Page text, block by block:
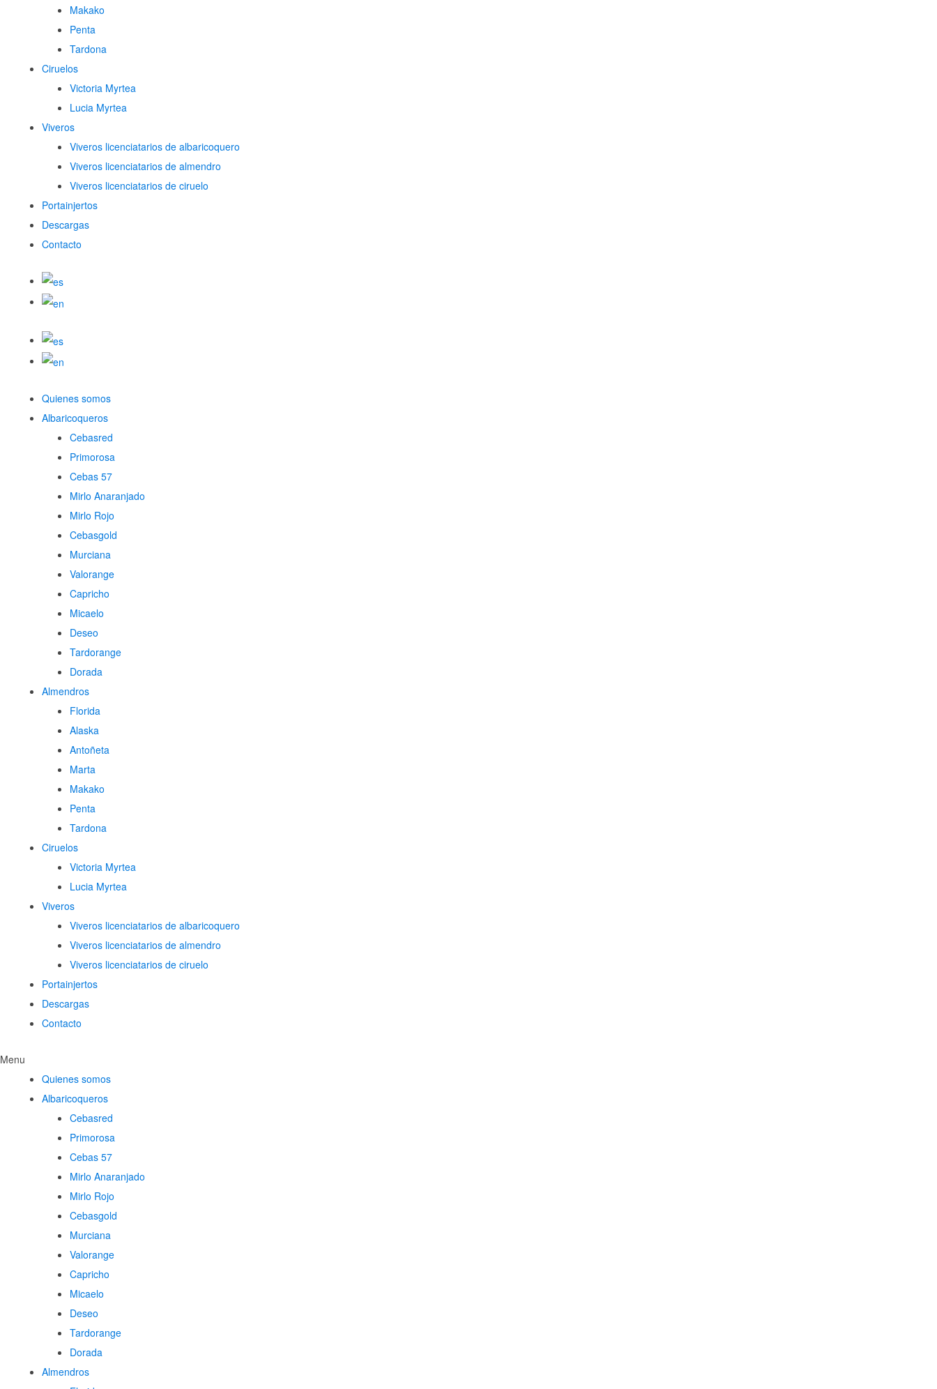
Makako
Penta
Tardona
Ciruelos
Victoria Myrtea
Lucia Myrtea
Viveros
Viveros licenciatarios de albaricoquero​
Viveros licenciatarios de almendro​
Viveros licenciatarios de ciruelo
Portainjertos
Descargas
Contacto
Quienes somos
Albaricoqueros
Cebasred
Primorosa
Cebas 57
Mirlo Anaranjado
Mirlo Rojo
Cebasgold
Murciana
Valorange
Capricho
Micaelo
Deseo
Tardorange
Dorada
Almendros
Florida
Alaska
Antoñeta
Marta
Makako
Penta
Tardona
Ciruelos
Victoria Myrtea
Lucia Myrtea
Viveros
Viveros licenciatarios de albaricoquero​
Viveros licenciatarios de almendro​
Viveros licenciatarios de ciruelo
Portainjertos
Descargas
Contacto
Menu
Quienes somos
Albaricoqueros
Cebasred
Primorosa
Cebas 57
Mirlo Anaranjado
Mirlo Rojo
Cebasgold
Murciana
Valorange
Capricho
Micaelo
Deseo
Tardorange
Dorada
Almendros